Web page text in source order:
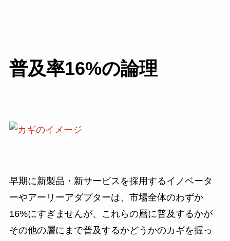
普及率16%の論理
早期に新製品・新サービスを採用するイノベータ
ーやアーリーアダプターは、市場全体のわずか
16%にすぎませんが、これらの層に普及するかが
その他の層にまで普及するかどうかのカギを握っ